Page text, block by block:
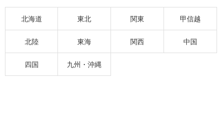
北海道 東北 関東 甲信越
北陸 東海 関西 中国
四国 九州・沖縄